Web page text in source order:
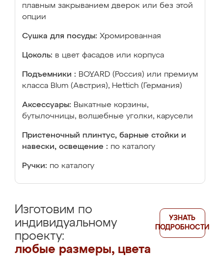
плавным закрыванием дверок или без этой
опции
Сушка для посуды: Хромированная
Цоколь: в цвет фасадов или корпуса
Подъемники : BOYARD (Россия) или премиум
класса Blum (Австрия), Hettich (Германия)
Аксессуары: Выкатные корзины,
бутылочницы, волшебные уголки, карусели
Пристеночный плинтус, барные стойки и
навески, освещение : по каталогу
Ручки: по каталогу
Изготовим по
индивидуальному
проекту:
любые размеры, цвета
УЗНАТЬ
ПОДРОБНОСТИ